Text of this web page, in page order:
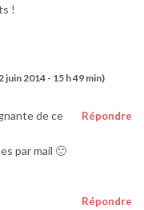
!
juin 2014 - 15 h 49 min)
Répondre
de ce
par mail 🙂
Répondre